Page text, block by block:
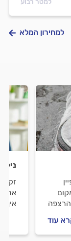
למטר רבוע
למחירון המלא
עוד
איך